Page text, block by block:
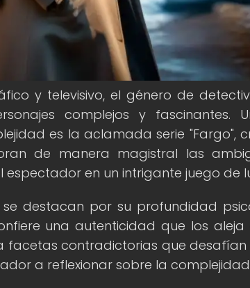
y televisivo, el género de
complejos y fascinantes.
es la aclamada serie "Fargo",
de manera magistral las
espectador en un intrigante juego de
se destacan por su profundidad
una autenticidad que los
facetas contradictorias que desafían
a reflexionar sobre la